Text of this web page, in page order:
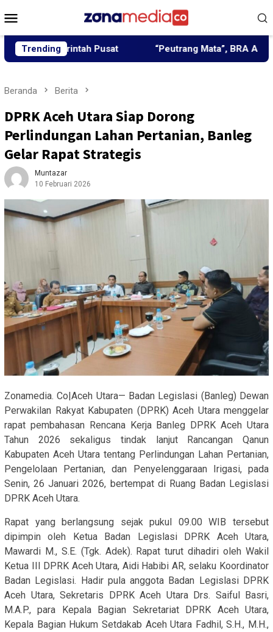
ke
Mobile
Trending
Pusat “Peutrang Mata”, BRA Aceh Utara
Beranda Berita
DPRK Aceh Utara Siap Dorong
Perlindungan Lahan Pertanian, Banleg
Gelar Rapat Strategis
Muntazar
10 Februari 2026
Zonamedia. Co|Aceh Utara— Badan Legislasi (Banleg) Dewan
Perwakilan Rakyat Kabupaten (DPRK) Aceh Utara menggelar
rapat pembahasan Rencana Kerja Banleg DPRK Aceh Utara
Tahun 2026 sekaligus tindak lanjut Rancangan Qanun
Kabupaten Aceh Utara tentang Perlindungan Lahan Pertanian,
Pengelolaan Pertanian, dan Penyelenggaraan Irigasi, pada
Senin, 26 Januari 2026, bertempat di Ruang Badan Legislasi
DPRK Aceh Utara.
Rapat yang berlangsung sejak pukul 09.00 WIB tersebut
dipimpin oleh Ketua Badan Legislasi DPRK Aceh Utara,
Mawardi M., S.E. (Tgk. Adek). Rapat turut dihadiri oleh Wakil
Ketua III DPRK Aceh Utara, Aidi Habibi AR, selaku Koordinator
Badan Legislasi. Hadir pula anggota Badan Legislasi DPRK
Aceh Utara, Sekretaris DPRK Aceh Utara Drs. Saiful Basri,
M.A.P., para Kepala Bagian Sekretariat DPRK Aceh Utara,
Kepala Bagian Hukum Setdakab Aceh Utara Fadhil, S.H., M.H.,